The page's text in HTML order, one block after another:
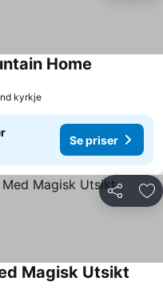
Home
kyrkje
Se priser
Dela
Magisk Utsikt